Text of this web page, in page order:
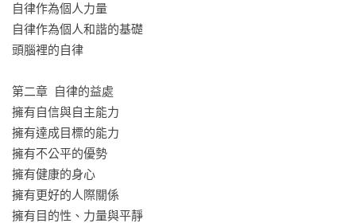
第三支柱「行動」，聚焦於日常實踐與具體策略，包括如何建
立與微調習慣、設計獎勵機制、排除拖延與質疑，並且透過規
律的時間管理強化日常節奏感與紀律性。
有別於與其他時間管理或強化動機的同類書籍，《正念自律》
並未停留在表層技巧，而是從個人價值、心理機制到生活節
奏，全方位建構一套深具轉化力的自我領導系統。書中多處強
調「自律並非遺傳或天賦，而是一項可以學習與鍛鍊的技
能」，為許多曾經嘗試改變卻屢屢失敗的讀者，提供了一條富
含同理、覺察與力量的實踐之路。
自律作為個人力量
自律作為個人和諧的基礎
頭腦裡的自律
第二章  自律的益處
擁有自信與自主能力
擁有達成目標的能力
擁有不公平的優勢
擁有健康的身心
擁有更好的人際關係
擁有目的性、力量與平靜